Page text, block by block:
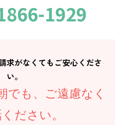
1929
求がなくてもご安心くださ
い。
でも、ご遠慮なく
ださい。